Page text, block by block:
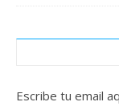
Escribe tu email